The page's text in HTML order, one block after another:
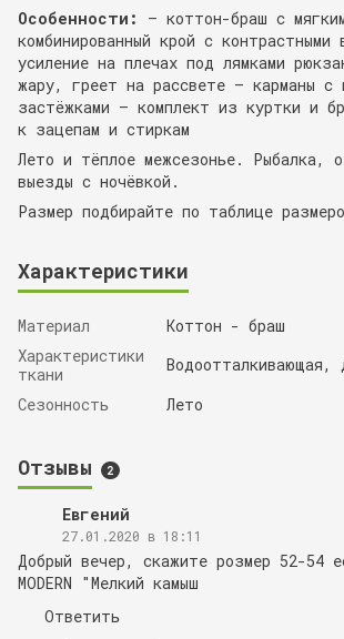
Особенности:
— коттон-браш с
комбинированный крой с контрастными
усиление на плечах под лямками
жару, греет на рассвете — карманы с
застёжками — комплект из куртки и
к зацепам и стиркам
Лето и тёплое межсезонье. Рыбалка,
выезды с ночёвкой.
Размер подбирайте по таблице
Характеристики
Материал
Коттон - браш
Характеристики
ткани
Водоотталкивающая,
Сезонность
Лето
Отзывы 2
Евгений
27.01.2020 в 18:11
Добрый вечер, скажите розмер 52-54
МODERN "Мелкий камыш
Ответить